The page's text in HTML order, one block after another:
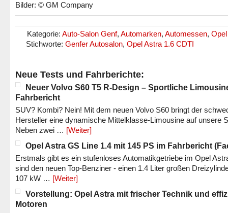
Bilder: © GM Company
Kategorie: Auto-Salon Genf, Automarken, Automessen, Opel
Stichworte: Genfer Autosalon, Opel Astra 1.6 CDTI
Neue Tests und Fahrberichte:
Neuer Volvo S60 T5 R-Design – Sportliche
Fahrbericht
SUV? Kombi? Nein! Mit dem neuen Volvo S60 bringt der
Hersteller eine dynamische Mittelklasse-Limousine auf unsere
Neben zwei … [Weiter]
Opel Astra GS Line 1.4 mit 145 PS im Fahrbericht
Erstmals gibt es ein stufenloses Automatikgetriebe im Opel
sind den neuen Top-Benziner - einen 1.4 Liter großen
107 kW … [Weiter]
Vorstellung: Opel Astra mit frischer Technik und
Motoren